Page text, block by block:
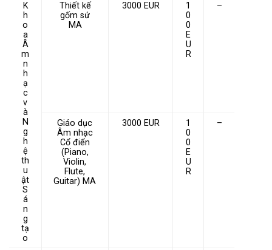
K
h
o
a
Â
m
n
h
ạ
c
v
à
N
g
h
ệ
th
u
ật
S
á
n
g
tạ
o
Thiết kế
gốm sứ
MA
3000 EUR
1
0
0
E
U
R
–
Giáo dục
Âm nhạc
Cổ điển
(Piano,
Violin,
Flute,
Guitar) MA
3000 EUR
1
0
0
E
U
R
–